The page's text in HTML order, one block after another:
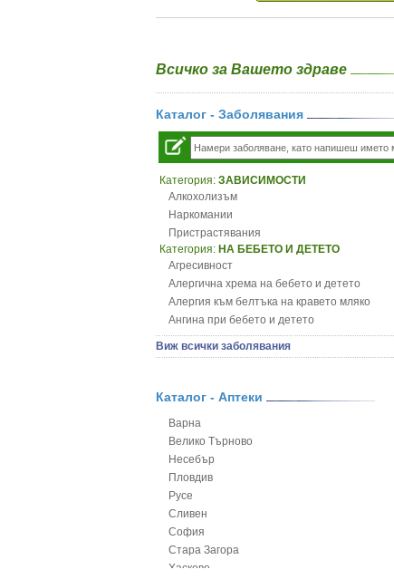
Всичко за Вашето здраве
Каталог - Заболявания
Категория: ЗАВИСИМОСТИ
Алкохолизъм
Наркомании
Пристрастявания
Категория: НА БЕБЕТО И ДЕТЕТО
Агресивност
Алергична хрема на бебето и детето
Алергия към белтъка на кравето мляко
Ангина при бебето и детето
Анемия при бебето и детето
Апетит - пълни деца
Безапетитие при бебето и детето
Бронхит и пневмония при деца
Варицела
Висока температура на бебето и детето
Възпаление на ушите на бебето и детето
Глисти
Грижа за пъпа на новороденото
Грип при бебето и детето
Гърч
Виж всички заболявания
Каталог - Аптеки
Варна
Велико Търново
Несебър
Пловдив
Русе
Сливен
София
Стара Загора
Хасково